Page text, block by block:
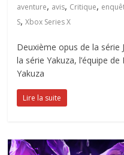
aventure, avis, Critique,
S,Xbox Series X
Deuxième opus de la
la série Yakuza, l’équipe
Yakuza
Lire la suite